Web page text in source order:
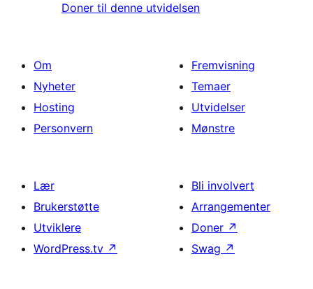
Doner til denne utvidelsen
Om
Nyheter
Hosting
Personvern
Fremvisning
Temaer
Utvidelser
Mønstre
Lær
Brukerstøtte
Utviklere
WordPress.tv ↗
Bli involvert
Arrangementer
Doner ↗
Swag ↗